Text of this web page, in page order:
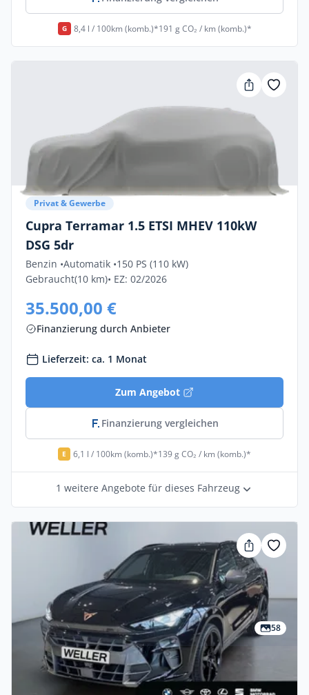
G 8,4 l / 100km (komb.)*191 g CO₂ / km (komb.)*
Privat & Gewerbe
Cupra Terramar 1.5 ETSI MHEV 110kW
DSG 5dr
Benzin •Automatik •150 PS (110 kW)
Gebraucht(10 km)• EZ: 02/2026
35.500,00 €
Finanzierung durch Anbieter
Lieferzeit: ca. 1 Monat
Zum Angebot
Finanzierung vergleichen
E 6,1 l / 100km (komb.)*139 g CO₂ / km (komb.)*
1 weitere Angebote für dieses Fahrzeug
58
Privat & Gewerbe
Cupra Terramar 2.0 TSI 195kW VZ DSG